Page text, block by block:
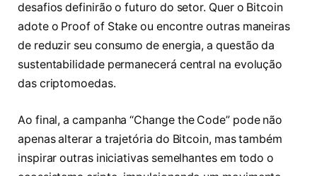
desafios definirão o futuro do setor. Quer o Bitcoin
adote o Proof of Stake ou encontre outras maneiras
de reduzir seu consumo de energia, a questão da
sustentabilidade permanecerá central na evolução
das criptomoedas.
Ao final, a campanha “Change the Code” pode não
apenas alterar a trajetória do Bitcoin, mas também
inspirar outras iniciativas semelhantes em todo o